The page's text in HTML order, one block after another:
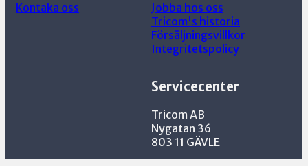
Kontaka oss
Jobba hos oss
Tricom's historia
Försäljningsvillkor
Integritetspolicy
Servicecenter
Tricom AB
Nygatan 36
803 11 GÄVLE